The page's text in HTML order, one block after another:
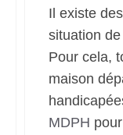
Il existe
situation
Pour cela,
maison
MDPH